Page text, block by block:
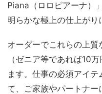
Piana（ロロピアーナ）
明らかな極上の仕上がり
オーダーでこれらの上
（ゼニア等であれば10
ます。仕事の必須アイ
て、ご家族やパートナ